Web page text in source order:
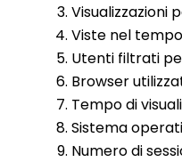
Visualizzazioni
Viste nel tempo
Utenti filtrati
Browser
Tempo di
Sistema
Numero di